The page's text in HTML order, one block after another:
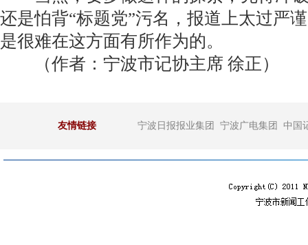
还是怕背“标题党”污名，报道上太过严
是很难在这方面有所作为的。
（作者：宁波市记协主席 徐正）
友情链接 宁波日报报业集团 宁波广电集团 中国